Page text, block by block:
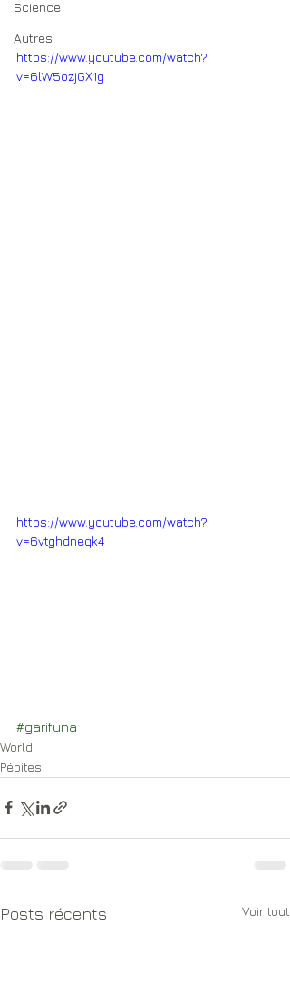
Science
Autres
https://www.youtube.com/watch?
v=6lW5ozjGX1g
https://www.youtube.com/watch?
v=6vtghdneqk4
#garifuna
World
Pépites
Posts récents Voir tout